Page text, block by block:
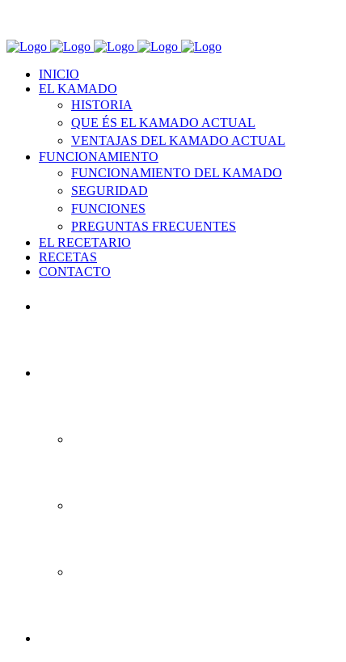
INICIO
EL KAMADO
HISTORIA
QUE ÉS EL KAMADO ACTUAL
VENTAJAS DEL KAMADO ACTUAL
FUNCIONAMIENTO
FUNCIONAMIENTO DEL KAMADO
SEGURIDAD
FUNCIONES
PREGUNTAS FRECUENTES
EL RECETARIO
RECETAS
CONTACTO